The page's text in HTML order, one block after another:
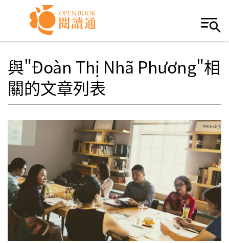
Skip to navigation
移至主內容
與"Đoàn Thị Nhã Phương"相
關的文章列表